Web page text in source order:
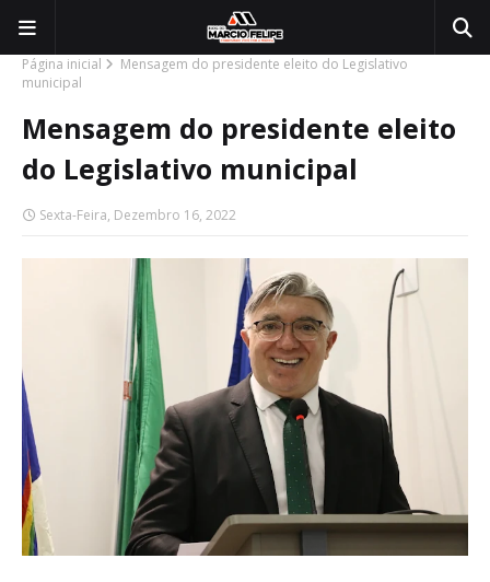
Página inicial
Mensagem do presidente eleito do Legislativo
municipal
Mensagem do presidente eleito
do Legislativo municipal
Sexta-Feira, Dezembro 16, 2022